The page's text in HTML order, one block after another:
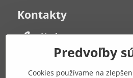
Kontakty
Herbana, s​.r​.o​.
Strelecká 6
931 01 Šamorín
Predvoľby
Cookies používame na